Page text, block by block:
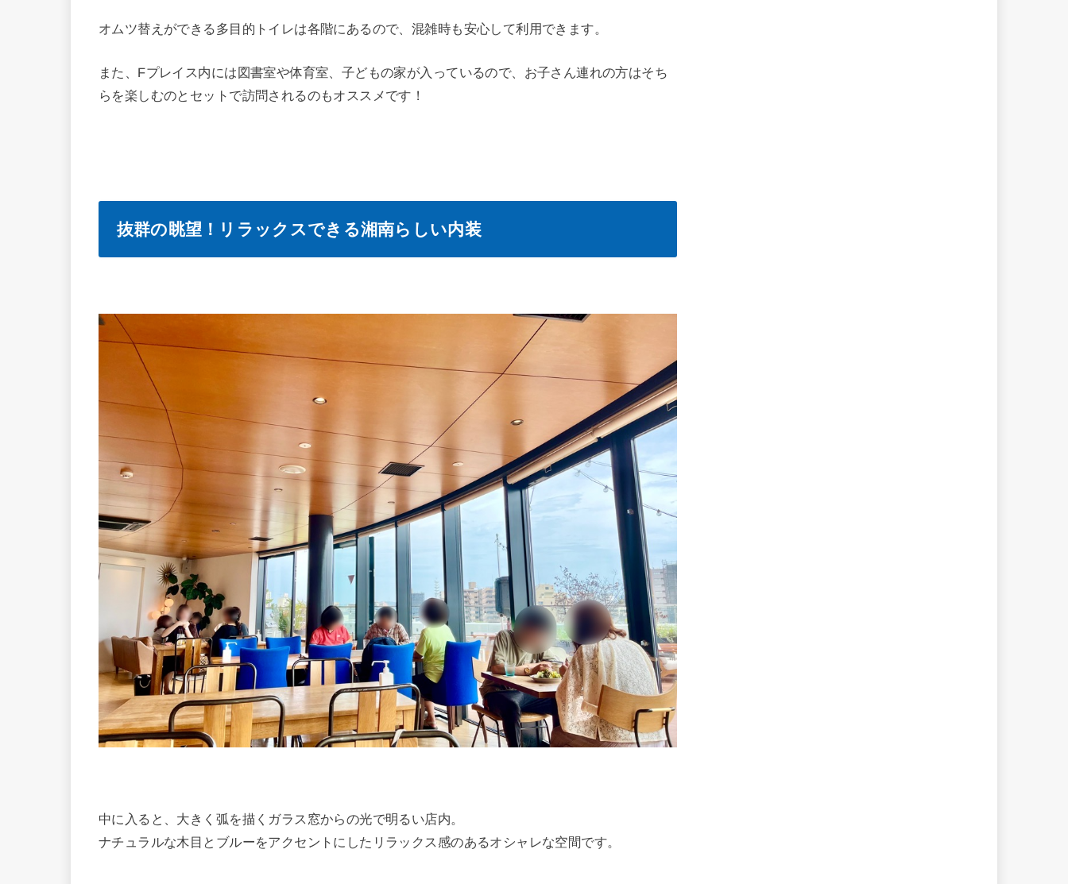
オムツ替えができる多目的トイレは各階にあるので、混雑時も安心して利用できます。
また、Fプレイス内には図書室や体育室、子どもの家が入っているので、お子さん連れの方はそち
らを楽しむのとセットで訪問されるのもオススメです！
抜群の眺望！リラックスできる湘南らしい内装
中に入ると、大きく弧を描くガラス窓からの光で明るい店内。
ナチュラルな木目とブルーをアクセントにしたリラックス感のあるオシャレな空間です。